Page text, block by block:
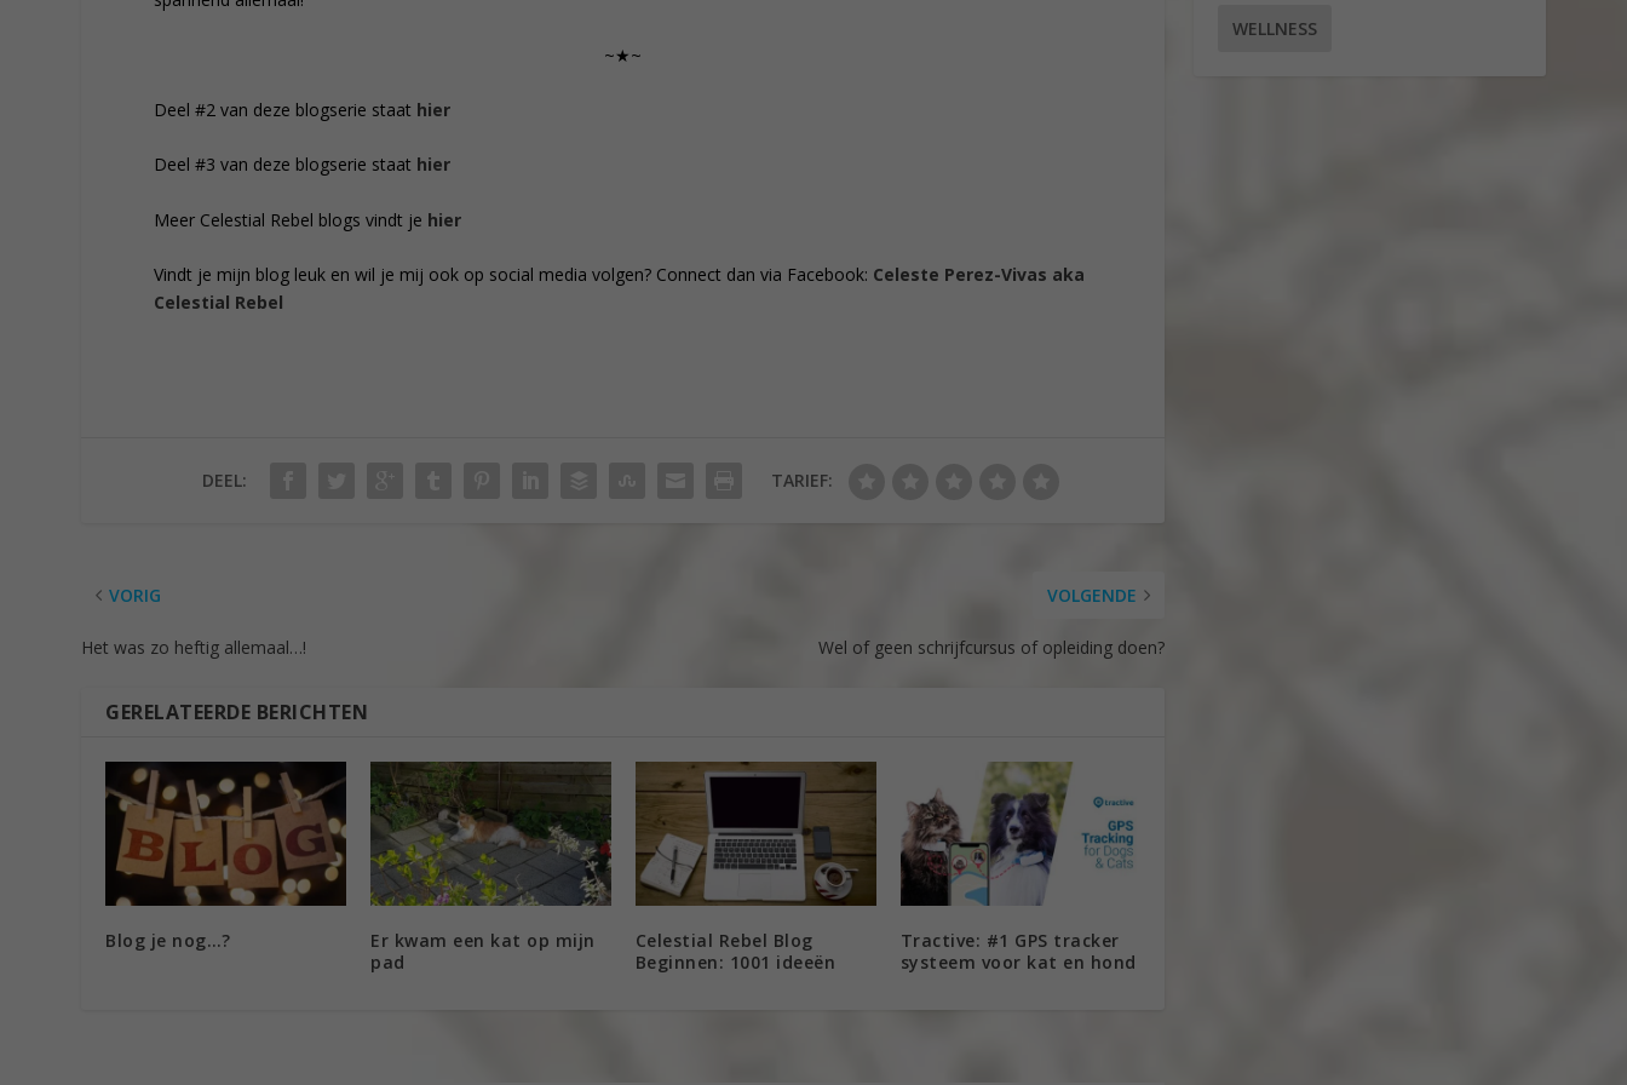
~★~
Deel #2 van deze blogserie staat hier
Deel #3 van deze blogserie staat hier
Meer Celestial Rebel blogs vindt je hier
Vindt je mijn blog leuk en wil je mij ook op social media volgen? Connect dan via Facebook: Celeste Perez-Vivas aka
Celestial Rebel
DEEL: TARIEF:
VORIG
Het was zo heftig allemaal…!
VOLGENDE
Wel of geen schrijfcursus of opleiding doen?
GERELATEERDE BERICHTEN
Blog je nog…?
Er kwam een kat op mijn
pad
Celestial Rebel Blog
Beginnen: 1001 ideeën
Tractive: #1 GPS tracker
systeem voor kat en hond
WELLNESS